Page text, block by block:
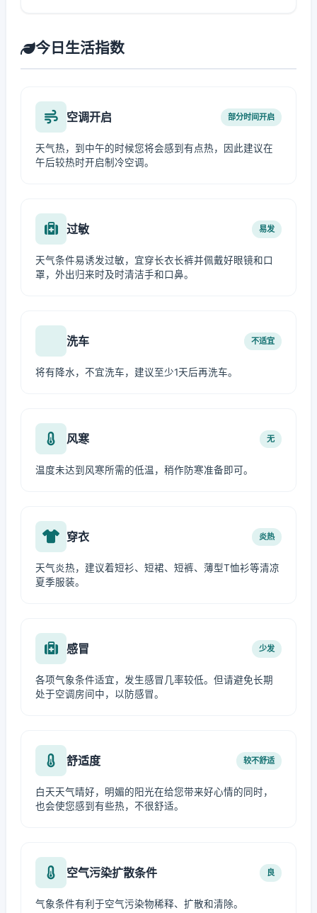
今日生活指数
空调开启 部分时间开启
天气热，到中午的时候您将会感到有点热，因此建议在
午后较热时开启制冷空调。
过敏 易发
天气条件易诱发过敏，宜穿长衣长裤并佩戴好眼镜和口
罩，外出归来时及时清洁手和口鼻。
洗车 不适宜
将有降水，不宜洗车，建议至少1天后再洗车。
风寒 无
温度未达到风寒所需的低温，稍作防寒准备即可。
穿衣 炎热
天气炎热，建议着短衫、短裙、短裤、薄型T恤衫等清凉
夏季服装。
感冒 少发
各项气象条件适宜，发生感冒几率较低。但请避免长期
处于空调房间中，以防感冒。
舒适度 较不舒适
白天天气晴好，明媚的阳光在给您带来好心情的同时，
也会使您感到有些热，不很舒适。
空气污染扩散条件 良
气象条件有利于空气污染物稀释、扩散和清除。